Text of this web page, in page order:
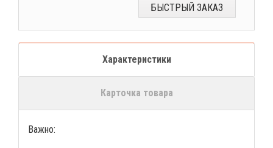
БЫСТРЫЙ ЗАКАЗ
Характеристики
Карточка товара
Важно: